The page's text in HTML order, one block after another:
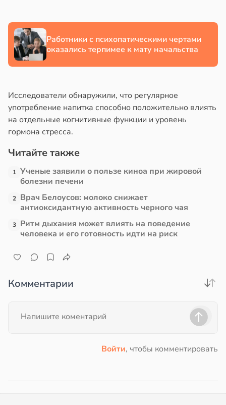
Работники с психопатическими чертами
оказались терпимее к мату начальства
Исследователи обнаружили, что регулярное
употребление напитка способно положительно влиять
на отдельные когнитивные функции и уровень
гормона стресса.
Читайте также
1 Ученые заявили о пользе киноа при жировой
болезни печени
2 Врач Белоусов: молоко снижает
антиоксидантную активность черного чая
3 Ритм дыхания может влиять на поведение
человека и его готовность идти на риск
Комментарии
Войти, чтобы комментировать